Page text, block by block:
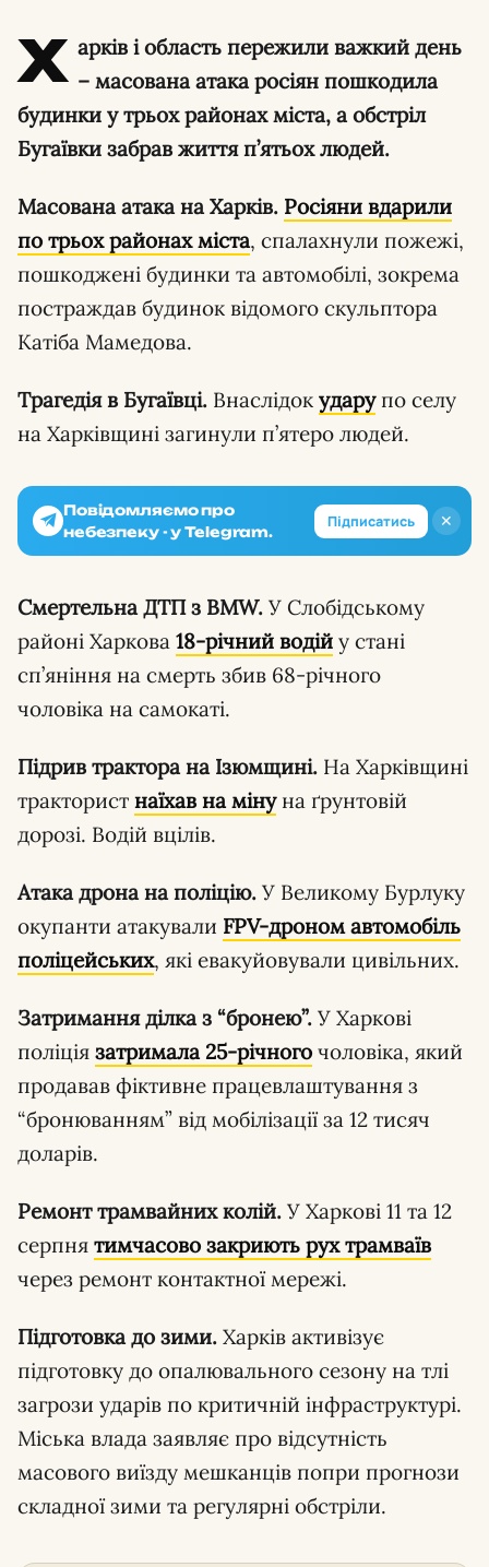
Х арків і область пережили важкий день
– масована атака росіян пошкодила
будинки у трьох районах міста, а обстріл
Бугаївки забрав життя п’ятьох людей.
Масована атака на Харків. Росіяни вдарили
по трьох районах міста, спалахнули пожежі,
пошкоджені будинки та автомобілі, зокрема
постраждав будинок відомого скульптора
Катіба Мамедова.
Трагедія в Бугаївці. Внаслідок ударупо селу
на Харківщині загинули п’ятеро людей.
✕
Повідомляємо про
небезпеку - у Telegram.
Підписатись
Смертельна ДТП з BMW. У Слобідському
районі Харкова 18-річний водій у стані
сп’яніння на смерть збив 68-річного
чоловіка на самокаті.
Підрив трактора на Ізюмщині. На Харківщині
тракторист наїхав на мінуна ґрунтовій
дорозі. Водій вцілів.
Атака дрона на поліцію. У Великому Бурлуку
окупанти атакували FPV-дроном автомобіль
поліцейських, які евакуйовували цивільних.
Затримання ділка з “бронею”. У Харкові
поліція затримала 25-річного чоловіка, який
продавав фіктивне працевлаштування з
“бронюванням” від мобілізації за 12 тисяч
доларів.
Ремонт трамвайних колій. У Харкові 11 та 12
серпня тимчасово закриють рух трамваїв
через ремонт контактної мережі.
Підготовка до зими. Харків активізує
підготовку до опалювального сезону на тлі
загрози ударів по критичній інфраструктурі.
Міська влада заявляє про відсутність
масового виїзду мешканців попри прогнози
складної зими та регулярні обстріли.